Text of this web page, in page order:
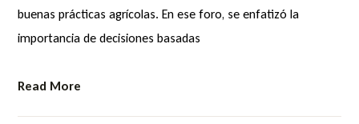
buenas prácticas agrícolas. En ese foro, se enfatizó la
importancia de decisiones basadas
Read More